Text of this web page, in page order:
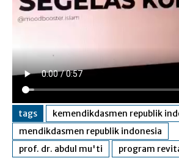
tags
kemendikdasmen republik
mendikdasmen republik indonesia
prof. dr. abdul mu'ti
program